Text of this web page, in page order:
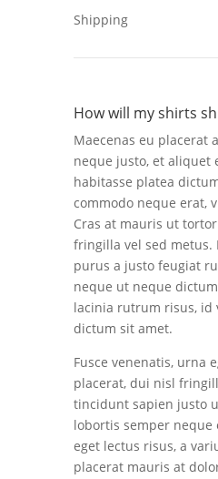
Shipping
How will my shirts
Maecenas eu placerat
neque justo, et aliquet
habitasse platea
commodo neque erat,
Cras at mauris ut
fringilla vel sed metus.
purus a justo feugiat
neque ut neque
lacinia rutrum risus, id
dictum sit amet.
Fusce venenatis, urna
placerat, dui nisl
tincidunt sapien justo
lobortis semper neque
eget lectus risus, a
placerat mauris at